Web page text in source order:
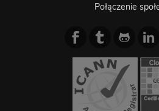
Połączenie